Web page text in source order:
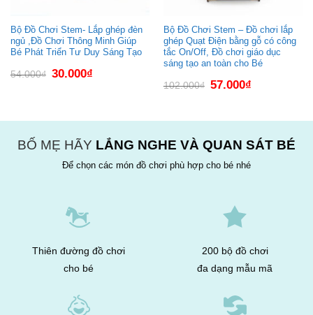
Bộ Đồ Chơi Stem- Lắp ghép đèn
ngủ ,Đồ Chơi Thông Minh Giúp
Bé Phát Triển Tư Duy Sáng Tạo
54.000₫ Giá
gốc
30.000₫Giá
hiện
Bộ Đồ Chơi Stem – Đồ chơi lắp
ghép Quạt Điện bằng gỗ có công
tắc On/Off, Đồ chơi giáo dục
sáng tạo an toàn cho Bé
102.000₫
Giá
gốc
57.000₫Giá
hiện
BỐ MẸ HÃY LẮNG NGHE VÀ QUAN SÁT BÉ
Để chọn các món đồ chơi phù hợp cho bé nhé
Thiên đường đồ chơi
cho bé
200 bộ đồ chơi
đa dạng mẫu mã